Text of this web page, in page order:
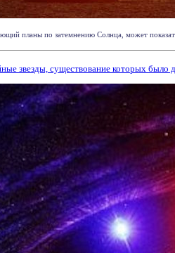
планы по затемнению Солнца, может
звезды, существование которых было